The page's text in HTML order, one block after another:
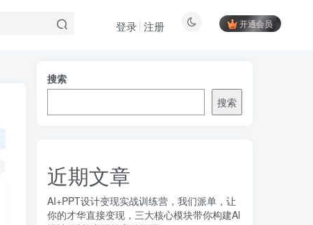
开通会员
登录 注册
搜索
搜索
近期文章
AI+PPT设计变现实战训练营，我们派单，让
你的才华直接变现，三大核心模块带你构建Al